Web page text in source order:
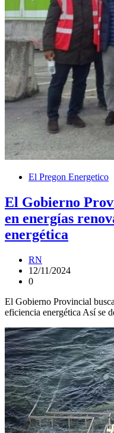
El Pregon Energetico
El Gobierno
en energías
energética
RN
12/11/2024
0
El Gobierno Provincial
eficiencia energética Así se